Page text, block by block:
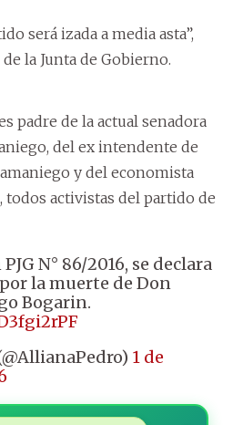
será izada a media asta”,
la Junta de Gobierno.
padre de la actual senadora
del ex intendente de
y del economista
todos activistas del partido de
N° 86/2016, se declara
la muerte de Don
Bogarin.
1 de